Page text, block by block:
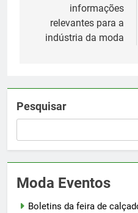
informações
relevantes para a
indústria da moda
Pesquisar
Moda Eventos
Boletins da feira de